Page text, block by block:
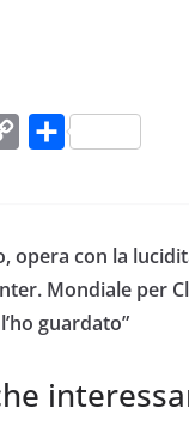
L
C
opera con la
Mondiale per
guardato”